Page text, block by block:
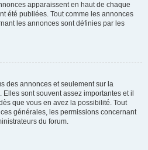
apparaissent en haut de chaque
été publiées. Tout comme les annonces
les annonces sont définies par les
des annonces et seulement sur la
sont souvent assez importantes et il
que vous en avez la possibilité. Tout
générales, les permissions concernant
du forum.